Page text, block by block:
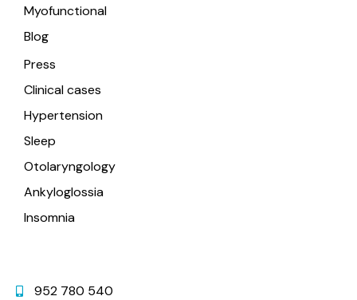
Myofunctional
Blog
Press
Clinical cases
Hypertension
Sleep
Otolaryngology
Ankyloglossia
Insomnia
952 780 540